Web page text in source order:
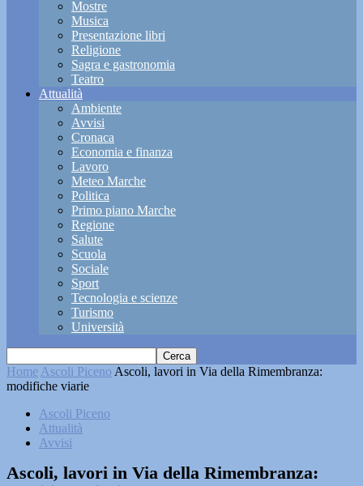
Mostre
Musica
Presentazione libri
Religione
Sagra e gastronomia
Teatro
Attualità
Ambiente
Avvisi
Cronaca
Economia e finanza
Lavoro
Meteo Marche
Politica
Primo piano Marche
Regione
Salute
Scuola
Sociale
Sport
Tecnologia e scienze
Turismo
Università
Home Ascoli Piceno Ascoli, lavori in Via della Rimembranza:
modifiche viarie
Ascoli Piceno
Attualità
Avvisi
Ascoli, lavori in Via della Rimembranza: